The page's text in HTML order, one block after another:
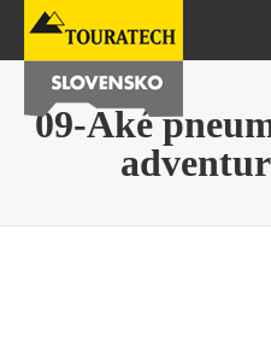
09-Aké